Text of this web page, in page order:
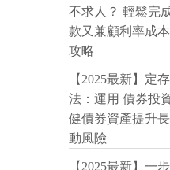
不求人？ 輕鬆完
款又兼顧利率成
攻略
【2025最新】定
法：運用 債券投
健債券資產提升
動風險
【2025最新】一